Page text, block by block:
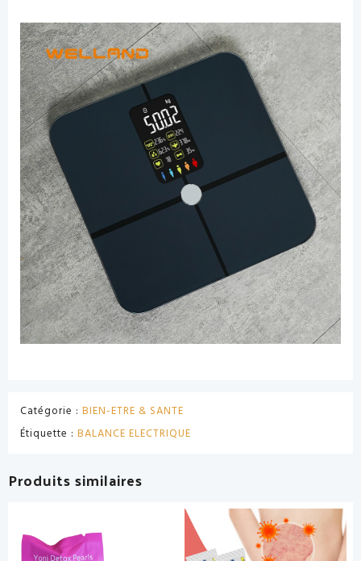
Catégorie : BIEN-ETRE & SANTE
Étiquette : BALANCE ELECTRIQUE
Produits similaires